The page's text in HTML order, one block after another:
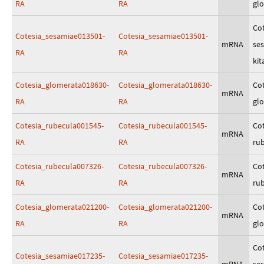
RA RA
Cotesia_sesamiae013501-
RA
Cotesia_sesamiae013501-
RA
mRNA
Cotesia_glomerata018630-
RA
Cotesia_glomerata018630-
RA
mRNA
Cotesia_rubecula001545-
RA
Cotesia_rubecula001545-
RA
mRNA
Cotesia_rubecula007326-
RA
Cotesia_rubecula007326-
RA
mRNA
Cotesia_glomerata021200-
RA
Cotesia_glomerata021200-
RA
mRNA
Cotesia_sesamiae017235-
Cotesia_sesamiae017235-